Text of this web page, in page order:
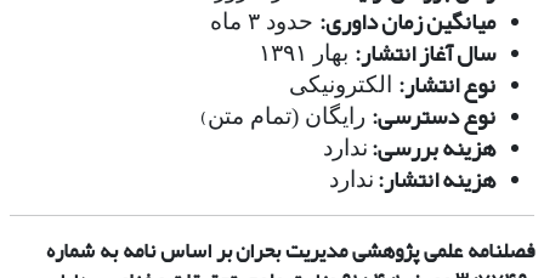
میانگین زمان داوری: حدود ۳ ماه
سال آغاز انتشار: بهار ۱۳۹۱
نوع انتشار: الکترونیکی
نوع دسترسی: رایگان (تمام متن)
هزینه بررسی: ندارد
هزینه انتشار: ندارد
فصلنامه علمی پژوهش­ی مدیریت بحران بر اساس نامه به شماره